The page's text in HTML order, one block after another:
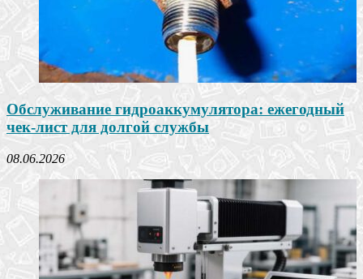
Обслуживание гидроаккумулятора: ежегодный
чек-лист для долгой службы
08.06.2026